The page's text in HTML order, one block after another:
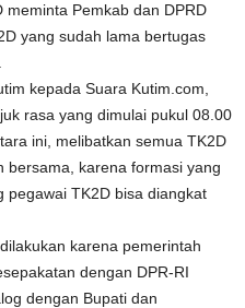
Pemkab dan DPRD
yang sudah lama bertugas
kepada Suara Kutim.com,
rasa yang dimulai pukul 08.00
ini, melibatkan semua TK2D
bersama, karena formasi yang
pegawai TK2D bisa diangkat
karena pemerintah
dengan DPR-RI
dengan Bupati dan